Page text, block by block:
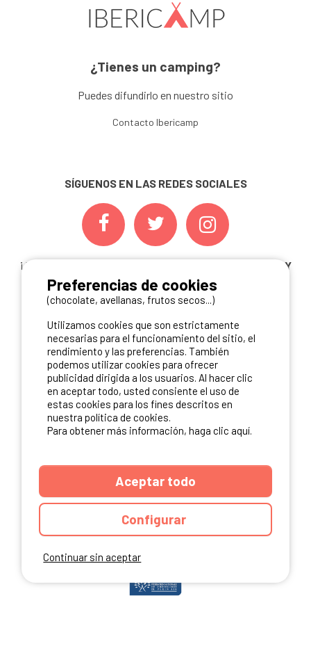
¿Tienes un camping?
Puedes difundirlo en nuestro sitio
Contacto Ibericamp
SÍGUENOS EN LAS REDES SOCIALES
¡ Y NO TE PIERDAS NUESTRAS
OFERTAS, CONCURSOS Y
NOVEDADESINSCRIBIÉNDOTE A NUESTRA
NEWSLETTER!
ME INSCRIBO
NUESTROS PARTNERS
Continuar sin aceptar
Preferencias de cookies
(chocolate, avellanas, frutos secos...)
Utilizamos cookies que son estrictamente
necesarias para el funcionamiento del sitio, el
rendimiento y las preferencias. También
podemos utilizar cookies para ofrecer
publicidad dirigida a los usuarios. Al hacer clic
en aceptar todo, usted consiente el uso de
estas cookies para los fines descritos en
nuestra política de cookies.
Para obtener más información, haga clic aquí.
Aceptar todo
Configurar